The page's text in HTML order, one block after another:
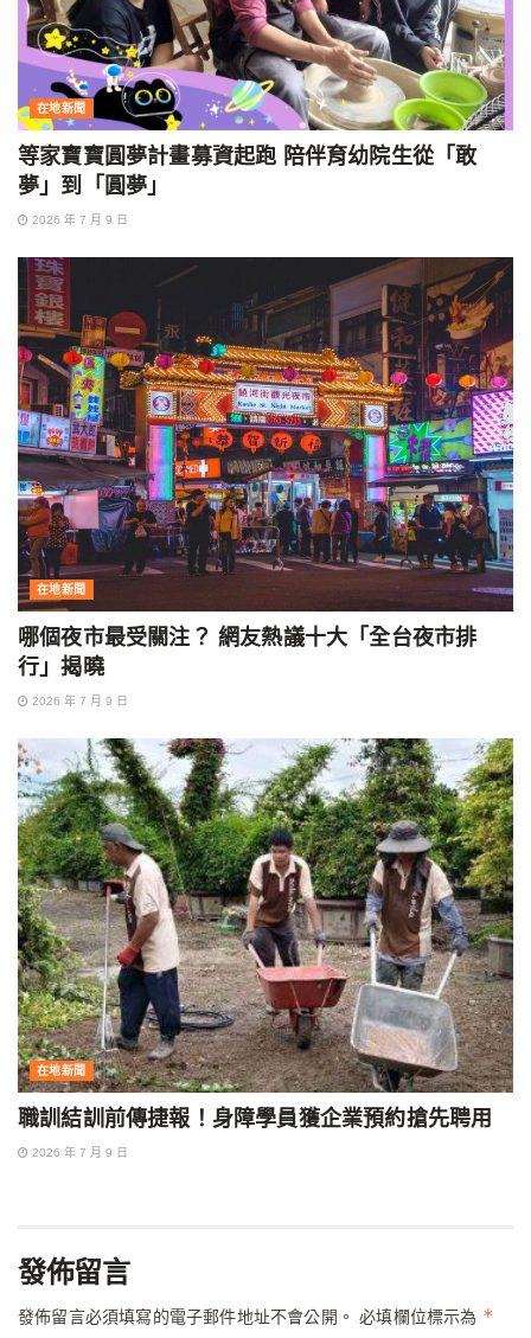
在地新聞
等家寶寶圓夢計畫募資起跑 陪伴育幼院生從「敢
夢」到「圓夢」
2026 年 7 月 9 日
在地新聞
哪個夜市最受關注？ 網友熱議十大「全台夜市排
行」揭曉
2026 年 7 月 9 日
在地新聞
職訓結訓前傳捷報！身障學員獲企業預約搶先聘用
2026 年 7 月 9 日
發佈留言
發佈留言必須填寫的電子郵件地址不會公開。 必填欄位標示為 *